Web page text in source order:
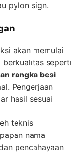
pylon sign.
akan memulai
berkualitas seperti
rangka besi
Pengerjaan
hasil sesuai
teknisi
nama
pencahayaan